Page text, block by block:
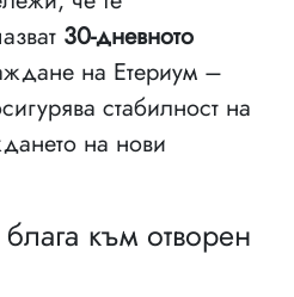
30-дневното
на Етериум –
стабилност на
на нови
към отворен